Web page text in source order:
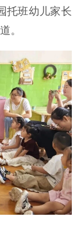
托班幼儿家长
。